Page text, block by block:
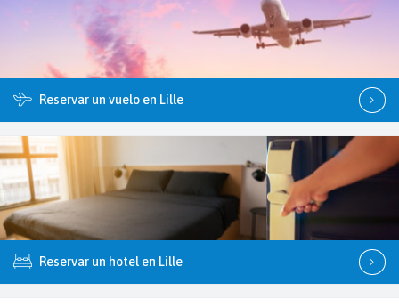
Reservar un vuelo en Lille
Reservar un hotel en Lille